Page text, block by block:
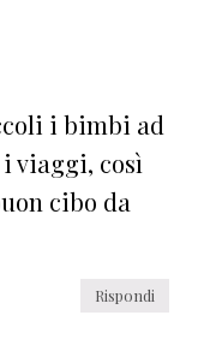
i bimbi ad
viaggi, così
cibo da
Rispondi